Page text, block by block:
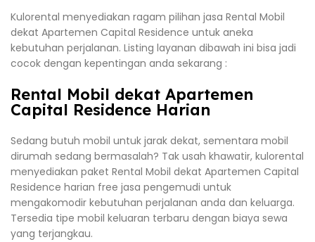
Kulorental menyediakan ragam pilihan jasa Rental Mobil
dekat Apartemen Capital Residence untuk aneka
kebutuhan perjalanan. Listing layanan dibawah ini bisa jadi
cocok dengan kepentingan anda sekarang :
Rental Mobil dekat Apartemen
Capital Residence Harian
Sedang butuh mobil untuk jarak dekat, sementara mobil
dirumah sedang bermasalah? Tak usah khawatir, kulorental
menyediakan paket Rental Mobil dekat Apartemen Capital
Residence harian free jasa pengemudi untuk
mengakomodir kebutuhan perjalanan anda dan keluarga.
Tersedia tipe mobil keluaran terbaru dengan biaya sewa
yang terjangkau.